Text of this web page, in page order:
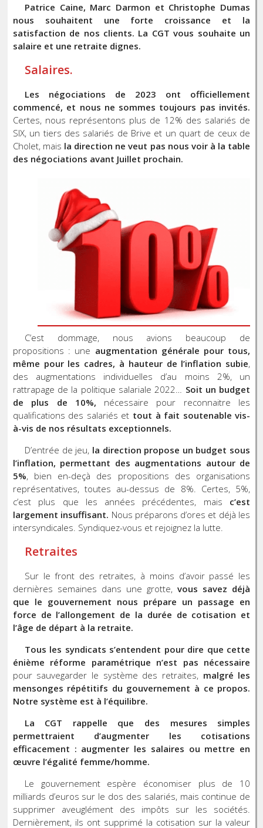
Patrice Caine, Marc Darmon et Christophe Dumas
nous souhaitent une forte croissance et la
satisfaction de nos clients. La CGT vous souhaite un
salaire et une retraite dignes.
Salaires.
Les négociations de 2023 ont officiellement
commencé, et nous ne sommes toujours pas invités.
Certes, nous représentons plus de 12% des salariés de
SIX, un tiers des salariés de Brive et un quart de ceux de
Cholet, mais la direction ne veut pas nous voir à la table
des négociations avant Juillet prochain.
C’est dommage, nous avions beaucoup de
propositions : une augmentation générale pour tous,
même pour les cadres, à hauteur de l’inflation subie,
des augmentations individuelles d’au moins 2%, un
rattrapage de la politique salariale 2022… Soit un budget
de plus de 10%, nécessaire pour reconnaitre les
qualifications des salariés et tout à fait soutenable vis-
à-vis de nos résultats exceptionnels.
D’entrée de jeu, la direction propose un budget sous
l’inflation, permettant des augmentations autour de
5%, bien en-deçà des propositions des organisations
représentatives, toutes au-dessus de 8%. Certes, 5%,
c’est plus que les années précédentes, mais c’est
largement insuffisant. Nous préparons d’ores et déjà les
intersyndicales. Syndiquez-vous et rejoignez la lutte.
Retraites
Sur le front des retraites, à moins d’avoir passé les
dernières semaines dans une grotte,vous savez déjà
que le gouvernement nous prépare un passage en
force de l’allongement de la durée de cotisation et
l’âge de départ à la retraite.
Tous les syndicats s’entendent pour dire que cette
énième réforme paramétrique n’est pas nécessaire
pour sauvegarder le système des retraites, malgré les
mensonges répétitifs du gouvernement à ce propos.
Notre système est à l’équilibre.
La CGT rappelle que des mesures simples
permettraient d’augmenter les cotisations
efficacement : augmenter les salaires ou mettre en
œuvre l’égalité femme/homme.
Le gouvernement espère économiser plus de 10
milliards d’euros sur le dos des salariés, mais continue de
supprimer aveuglément des impôts sur les sociétés.
Dernièrement, ils ont supprimé la cotisation sur la valeur